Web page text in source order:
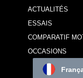
ACTUALITÉS
ESSAIS
COMPARATIF
OCCASIONS